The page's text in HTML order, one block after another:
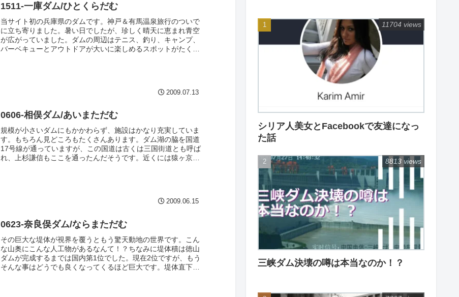
1511-一庫ダム/ひとくらだむ
当サイト初の兵庫県のダムです。神戸＆有馬温泉旅行のついで
に立ち寄りました。暑い日でしたが、珍しく晴天に恵まれ青空
が広がっていました。ダムの周辺はテニス、釣り、キャンプ、
バーベキューとアウトドアが大いに楽しめるスポットがたくさ
2009.07.13
0606-相俣ダム/あいまただむ
規模が小さいダムにもかかわらず、施設はかなり充実していま
す。もちろん見どころもたくさんあります。ダム湖の脇を国道
17号線が通っていますが、この国道は古くは三国街道とも呼ば
れ、上杉謙信もここを通ったんだそうです。近くには猿ヶ京温
2009.06.15
0623-奈良俣ダム/ならまただむ
その巨大な堤体が視界を覆うともう驚天動地の世界です。こん
な山奥にこんな人工物があるなんて！？ちなみに堤体積は徳山
ダムが完成するまでは国内第1位でした。現在2位ですが、もう
そんな事はどうでも良くなってくるほど巨大です。堤体直下に
シリア人美女とFacebookで友達になっ
た話
11704 views
三峡ダム決壊の噂は本当なのか！？
8813 views